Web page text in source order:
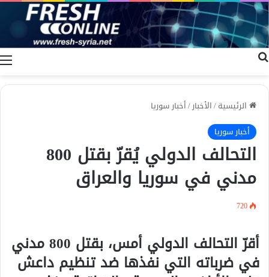
الرئيسية/الأخبار/أخبار سوريا
أخبار سوريا
التحالف الدولي يُقرّ بقتل 800
مدني في سوريا والعراق
720
أقرّ التحالف الدولي أمس، بقتل 800 مدني
في ضرباته التي نفذها ضد تنظيم داعش